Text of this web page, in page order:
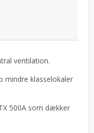
ventilation.
mindre klasselokaler
500A som dækker